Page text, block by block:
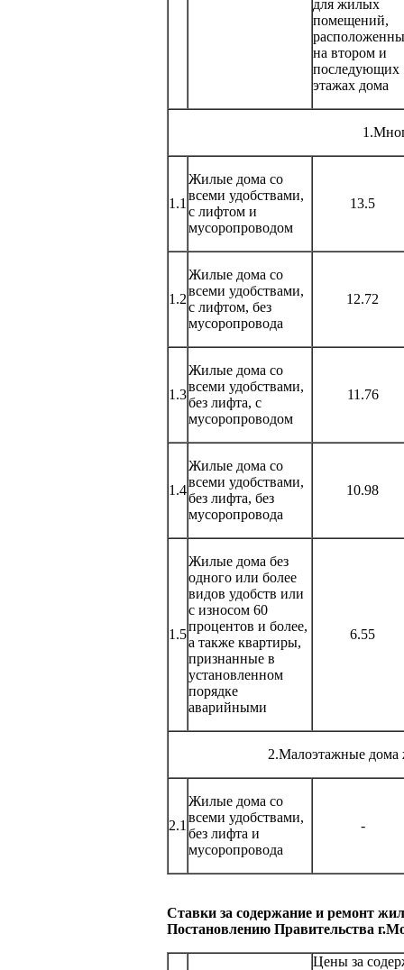
для жилых
помещений,
на втором и
последующих
этажах дома
1.1
Жилые дома со
всеми удобствами,
с лифтом и
мусоропроводом
13.5
1.2
Жилые дома со
всеми удобствами,
с лифтом, без
мусоропровода
12.72
1.3
Жилые дома со
всеми удобствами,
без лифта, с
мусоропроводом
11.76
1.4
Жилые дома со
всеми удобствами,
без лифта, без
мусоропровода
10.98
1.5
Жилые дома без
одного или более
видов удобств или
с износом 60
процентов и более,
а также квартиры,
признанные в
установленном
порядке
аварийными
6.55
2.Малоэтажные
2.1
Жилые дома со
всеми удобствами,
без лифта и
мусоропровода
-
Ставки за содержание и ремонт
Постановлению Правительства
Цены за